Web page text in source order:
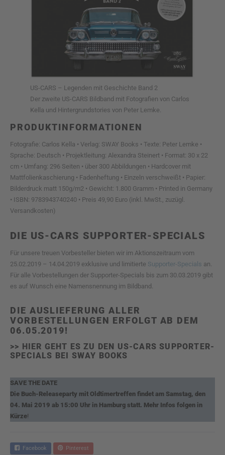
US-CARS – Legenden mit Geschichte Band 2
Der zweite US-CARS Bildband mit Fotografien von Carlos
Kella und Hintergrundstories von Peter Lemke.
PRODUKTINFORMATIONEN
Fotografie: Carlos Kella • Verlag: SWAY Books • Texte: Peter Lemke •
Sprache: Deutsch • Projektleitung: Alexandra Steinert • Format: 30 x 22
cm • Umfang: 296 Seiten • über 300 Abbildungen • Hardcover mit
Mattfolienkaschierung • Fadenheftung • Einzeln verschweißt • Papier:
Bilderdruck matt 150g/m2 • Gewicht: 1.800 Gramm • Printed in Germany
• ISBN: 9783943740240 • Preis 49,90 Euro (inkl. MwSt., zuzügl.
Versandkosten)
DIE US-CARS SUPPORTER-SPECIALS
Für unsere treuen Vorbesteller bieten wir im Aktionszeitraum vom
25.02.2019 – 14.04.2019 exklusive und limitierte Supporter-Specials an.
Für alle Vorbestellungen der Supporter-Specials bis zum 30.03.2019 gibt
es auf Wunsch eine Namensnennung im Bildband.
DIE AUSLIEFERUNG ALLER
VORBESTELLUNGEN ERFOLGT AB DEM
06.05.2019!
>> HIER GEHT ES ZU DEN US-CARS SUPPORTER-
SPECIALS BEI SWAY BOOKS
SAVE THE DATE
Die Buch-Releaseparty mit Oldtimertreffen findet am Samstag, den
04. Mai 2019 ab 15:00 Uhr in Hamburg statt. Mehr Infos folgen in
Kürze!
Facebook Pinterest